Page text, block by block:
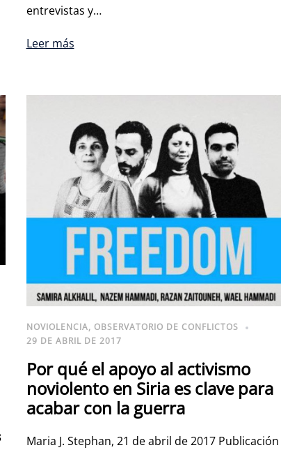
entrevistas y…
Leer más
NOVIOLENCIA, OBSERVATORIO DE CONFLICTOS
29 DE ABRIL DE 2017
Por qué el apoyo al activismo
noviolento en Siria es clave para
acabar con la guerra
Maria J. Stephan, 21 de abril de 2017 Publicación